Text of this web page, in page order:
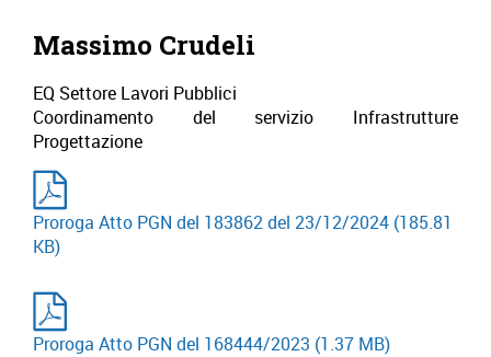
Massimo Crudeli
EQ Settore Lavori Pubblici
Coordinamento del servizio Infrastrutture
Progettazione
Proroga Atto PGN del 183862 del 23/12/2024 (185.81
KB)
Proroga Atto PGN del 168444/2023 (1.37 MB)